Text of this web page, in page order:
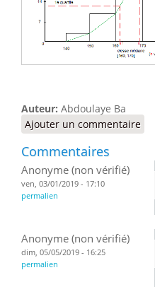
Auteur: Abdoulaye Ba
Ajouter un commentaire
Commentaires
Anonyme (non vérifié)
ven, 03/01/2019 - 17:10
permalien
Anonyme (non vérifié)
dim, 05/05/2019 - 16:25
permalien